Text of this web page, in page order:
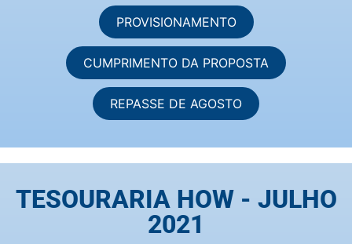
PROVISIONAMENTO
CUMPRIMENTO DA PROPOSTA
REPASSE DE AGOSTO
TESOURARIA HOW - JULHO
2021